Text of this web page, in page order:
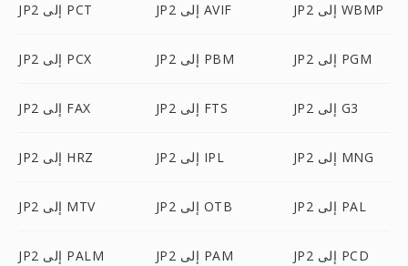
JP2 إلى PCT JP2 إلى AVIF JP2 إلى WBMP
JP2 إلى PCX JP2 إلى PBM JP2 إلى PGM
JP2 إلى FAX JP2 إلى FTS JP2 إلى G3
JP2 إلى HRZ JP2 إلى IPL JP2 إلى MNG
JP2 إلى MTV JP2 إلى OTB JP2 إلى PAL
JP2 إلى PALM JP2 إلى PAM JP2 إلى PCD